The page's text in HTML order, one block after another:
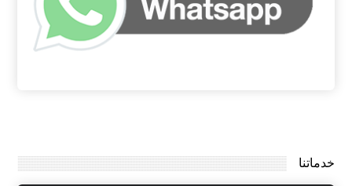
خدماتنا